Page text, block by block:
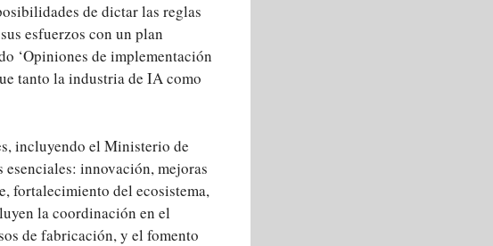
de dictar las reglas
esfuerzos con un plan
‘Opiniones de implementación
tanto la industria de IA como
incluyendo el Ministerio de
innovación, mejoras
fortalecimiento del ecosistema,
la coordinación en el
de fabricación, y el fomento